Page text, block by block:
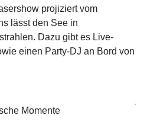
projiziert vom
lässt den See in
Dazu gibt es Live-
einen Party-DJ an Bord von